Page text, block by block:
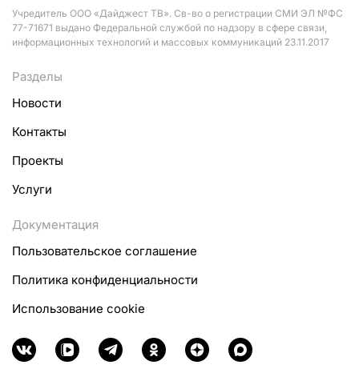
Учредитель ООО «Дайджест ТВ». Св-во о регистрации СМИ ЭЛ №ФС
77-71671 выдано Федеральной службой по надзору в сфере связи,
информационных технологий и массовых коммуникаций 23.11.2017
Разделы
Новости
Контакты
Проекты
Услуги
Документация
Пользовательское соглашение
Политика конфиденциальности
Использование cookie